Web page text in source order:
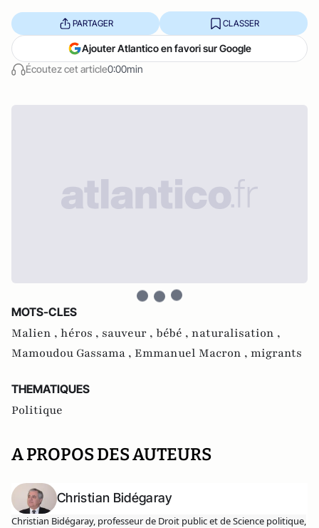
Écoutez cet article0:00min
PARTAGER CLASSER
Ajouter Atlantico en favori sur Google
MOTS-CLES
Malien , héros , sauveur , bébé , naturalisation ,
Mamoudou Gassama , Emmanuel Macron , migrants
THEMATIQUES
Politique
A PROPOS DES AUTEURS
Christian Bidégaray
Christian Bidégaray, professeur de Droit public et de Science politique,